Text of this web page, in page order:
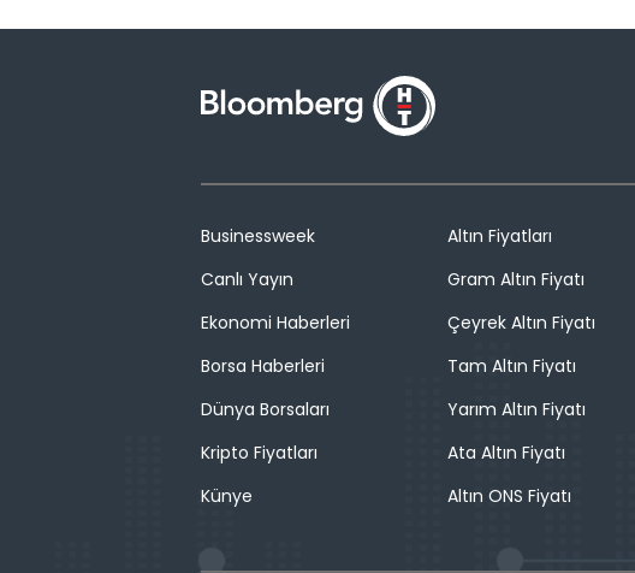
Businessweek
Canlı Yayın
Ekonomi Haberleri
Borsa Haberleri
Dünya Borsaları
Kripto Fiyatları
Künye
Altın Fiyatları
Gram Altın Fiyatı
Çeyrek Altın Fiyatı
Tam Altın Fiyatı
Yarım Altın Fiyatı
Ata Altın Fiyatı
Altın ONS Fiyatı